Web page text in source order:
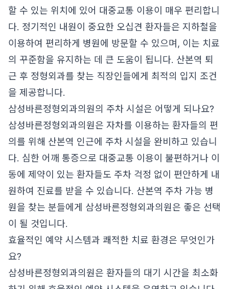
할 수 있는 위치에 있어 대중교통 이용이 매우 편리합니
다. 정기적인 내원이 중요한 오십견 환자들은 지하철을
이용하여 편리하게 병원에 방문할 수 있으며, 이는 치료
의 꾸준함을 유지하는 데 큰 도움이 됩니다. 산본역 퇴
근 후 정형외과를 찾는 직장인들에게 최적의 입지 조건
을 제공합니다.
삼성바른정형외과의원의 주차 시설은 어떻게 되나요?
삼성바른정형외과의원은 자차를 이용하는 환자들의 편
의를 위해 산본역 인근에 주차 시설을 완비하고 있습니
다. 심한 어깨 통증으로 대중교통 이용이 불편하거나 이
동에 제약이 있는 환자들도 주차 걱정 없이 편안하게 내
원하여 진료를 받을 수 있습니다. 산본역 주차 가능 병
원을 찾는 분들에게 삼성바른정형외과의원은 좋은 선택
이 될 것입니다.
효율적인 예약 시스템과 쾌적한 치료 환경은 무엇인가
요?
삼성바른정형외과의원은 환자들의 대기 시간을 최소화